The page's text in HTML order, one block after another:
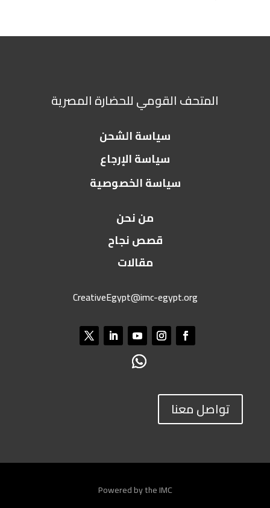
المتحف القومي للحضارة المصرية
سياسة الشحن
سياسة الإرجاع
سياسة الخصوصية
من نحن
قصص نجاح
مقالات
CreativeEgypt@imc-egypt.org
تواصل معنا
Powered by the IMC